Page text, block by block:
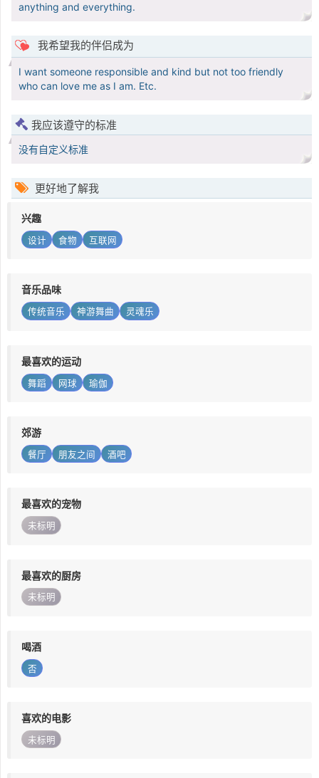
anything and everything.
我希望我的伴侣成为
I want someone responsible and kind but not too friendly
who can love me as I am. Etc.
我应该遵守的标准
没有自定义标准
更好地了解我
兴趣
设计 食物 互联网
音乐品味
传统音乐 神游舞曲 灵魂乐
最喜欢的运动
舞蹈 网球 瑜伽
郊游
餐厅 朋友之间 酒吧
最喜欢的宠物
未标明
最喜欢的厨房
未标明
喝酒
否
喜欢的电影
未标明